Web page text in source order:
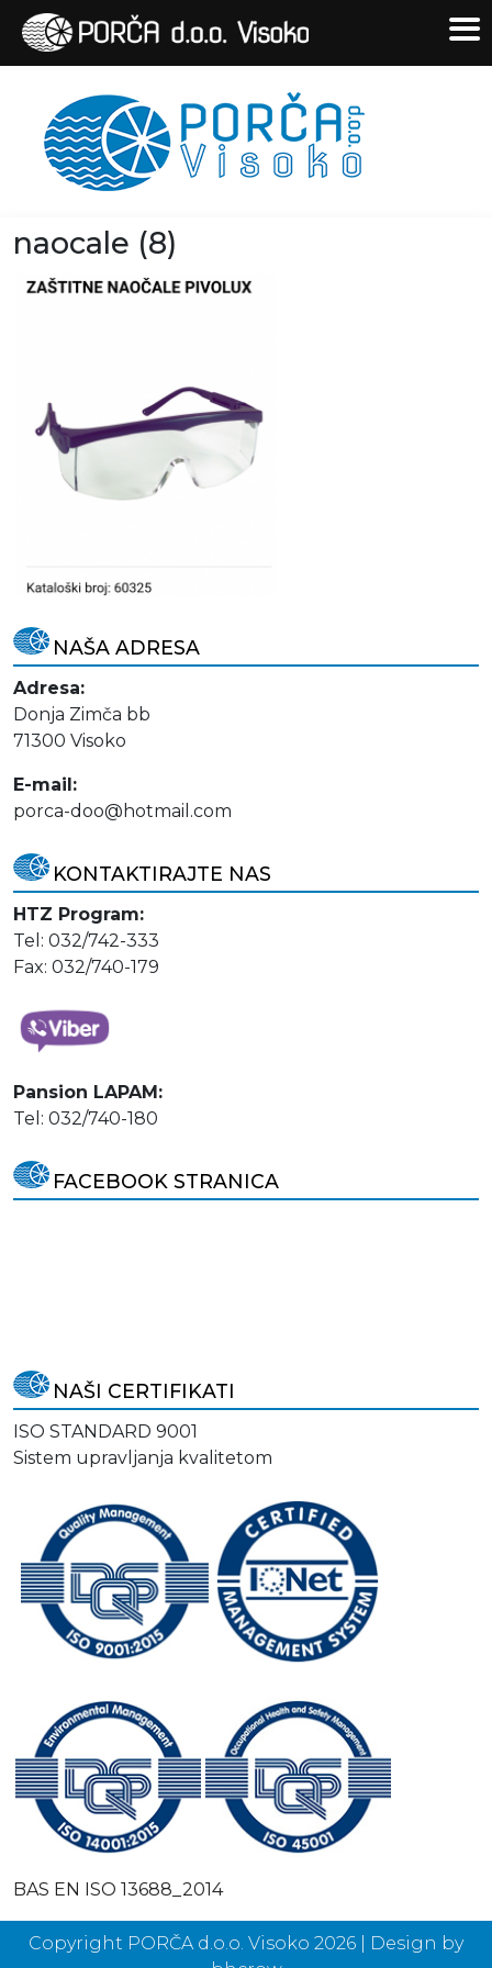
naocale (8)
NAŠA ADRESA
Adresa:
Donja Zimča bb
71300 Visoko
E-mail:
porca-doo@hotmail.com
KONTAKTIRAJTE NAS
HTZ Program:
Tel: 032/742-333
Fax: 032/740-179
Pansion LAPAM:
Tel: 032/740-180
FACEBOOK STRANICA
NAŠI CERTIFIKATI
ISO STANDARD 9001
Sistem upravljanja kvalitetom
BAS EN ISO 13688_2014
Copyright PORČA d.o.o. Visoko 2026 | Design by